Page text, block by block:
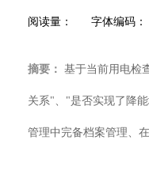
阅读量： 字体编码：
摘要： 基于当前用电检
关系"、"是否实现了降
管理中完备档案管理、